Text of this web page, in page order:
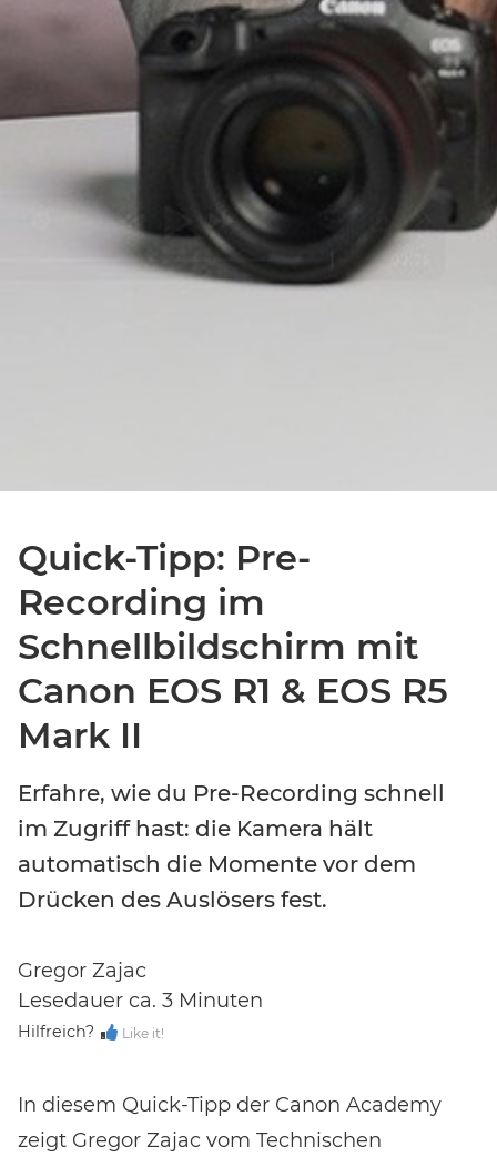
Event-Code hier eingeben
Bewertungen erhalten.
Quick-Tipp: Pre-
Recording im
Schnellbildschirm mit
Canon EOS R1 & EOS R5
Mark II
Erfahre, wie du Pre-Recording schnell
im Zugriff hast: die Kamera hält
automatisch die Momente vor dem
Drücken des Auslösers fest.
Gregor Zajac
Lesedauer ca. 3 Minuten
Hilfreich? Like it!
In diesem Quick-Tipp der Canon Academy
zeigt Gregor Zajac vom Technischen